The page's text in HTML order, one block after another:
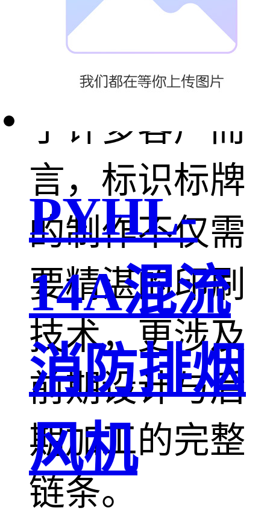
我们理解，对
于许多客户而
言，标识标牌
的制作不仅需
要精湛的印刷
技术，更涉及
前期设计与后
期加工的完整
链条。
PYHL-
14A混流
消防排烟
风机